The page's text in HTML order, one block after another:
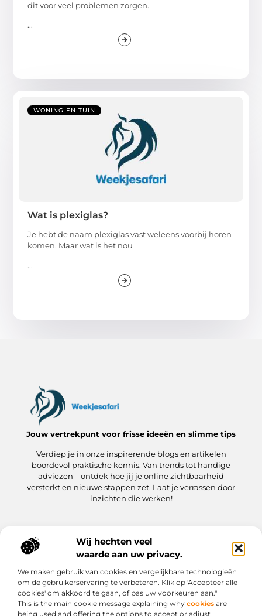
Wij hechten veel
waarde aan uw privacy.
We maken gebruik van cookies en vergelijkbare technologieën
om de gebruikerservaring te verbeteren. Klik op 'Accepteer alle
cookies' om akkoord te gaan, of pas uw voorkeuren aan."
This is the main cookie message explaining why cookies are
being used and offering the options to accept or adjust
dit voor veel problemen zorgen.
...
WONING EN TUIN
Wat is plexiglas?
Je hebt de naam plexiglas vast weleens voorbij horen
komen. Maar wat is het nou
...
Jouw vertrekpunt voor frisse ideeën en slimme tips
Verdiep je in onze inspirerende blogs en artikelen
boordevol praktische kennis. Van trends tot handige
adviezen – ontdek hoe jij je online zichtbaarheid
versterkt en nieuwe stappen zet. Laat je verrassen door
inzichten die werken!
Onze informatie
Bericht categorie